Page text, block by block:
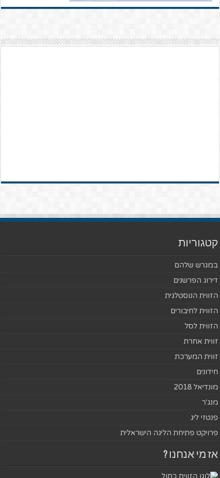
קטגוריות
במגרש שלהם
דירוג הפרשנים
הזווית הנוסטלגית
הזווית לחיבורים
הזווית לסל
זווית אחרת
זווית המערכת
חידונים
מונדיאל 2018
מנג'ר
פנטזי ליג
פרויקט פתיחת הליגה הישראלית
אז מי אנחנו ?